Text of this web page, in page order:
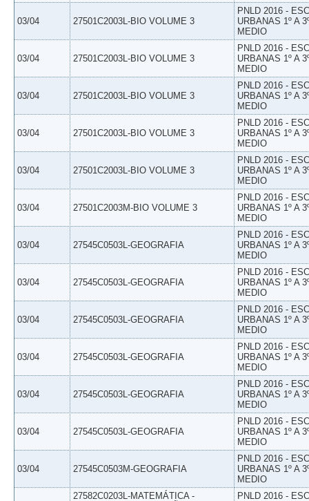
03/04 27501C2003L-BIO VOLUME 3
PNLD 2016 -
URBANAS 1º A
MEDIO
03/04 27501C2003L-BIO VOLUME 3
PNLD 2016 -
URBANAS 1º A
MEDIO
03/04 27501C2003L-BIO VOLUME 3
PNLD 2016 -
URBANAS 1º A
MEDIO
03/04 27501C2003L-BIO VOLUME 3
PNLD 2016 -
URBANAS 1º A
MEDIO
03/04 27501C2003L-BIO VOLUME 3
PNLD 2016 -
URBANAS 1º A
MEDIO
03/04 27501C2003M-BIO VOLUME 3
PNLD 2016 -
URBANAS 1º A
MEDIO
03/04 27545C0503L-GEOGRAFIA
PNLD 2016 -
URBANAS 1º A
MEDIO
03/04 27545C0503L-GEOGRAFIA
PNLD 2016 -
URBANAS 1º A
MEDIO
03/04 27545C0503L-GEOGRAFIA
PNLD 2016 -
URBANAS 1º A
MEDIO
03/04 27545C0503L-GEOGRAFIA
PNLD 2016 -
URBANAS 1º A
MEDIO
03/04 27545C0503L-GEOGRAFIA
PNLD 2016 -
URBANAS 1º A
MEDIO
03/04 27545C0503L-GEOGRAFIA
PNLD 2016 -
URBANAS 1º A
MEDIO
03/04 27545C0503M-GEOGRAFIA
PNLD 2016 -
URBANAS 1º A
MEDIO
27582C0203L-MATEMÁTICA -
PNLD 2016 -